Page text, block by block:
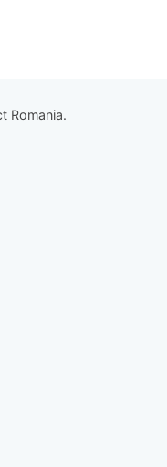
Romania.